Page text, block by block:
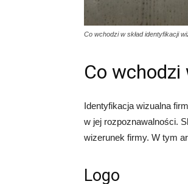
Co wchodzi w skład identyfikacji
Co
Identyfikacja wizualna
w jej rozpoznawalności.
wizerunek firmy. W tym
Logo